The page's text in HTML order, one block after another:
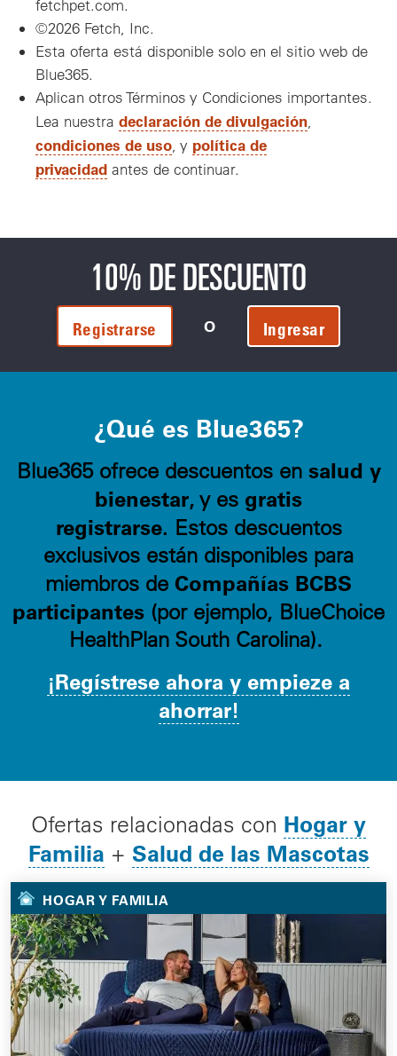
fetchpet.com.
©2026 Fetch, Inc.
Esta oferta está disponible solo en el sitio web de
Blue365.
Aplican otros Términos y Condiciones importantes.
Lea nuestra declaración de divulgación
condiciones de uso , y política de
privacidad antes de continuar.
10% DE DESCUENTO
Registrarse O Ingresar
¿Qué es Blue365?
Blue365 ofrece descuentos en salud y
bienestar, y es gratis
registrarse. Estos descuentos
exclusivos están disponibles para
miembros de Compañías BCBS
participantes (por ejemplo, BlueChoice
HealthPlan South Carolina).
¡Regístrese ahora y empieze a
ahorrar!
Ofertas relacionadas con Hogar y
Familia + Salud de las Mascotas
HOGAR Y FAMILIA